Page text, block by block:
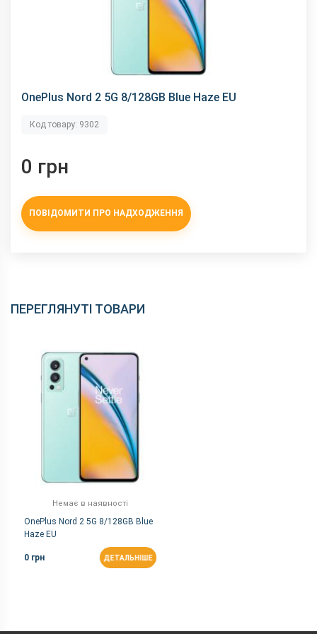
OnePlus Nord 2 5G 8/128GB Blue Haze EU
Код товару: 9302
0 грн
ПОВІДОМИТИ ПРО НАДХОДЖЕННЯ
ПЕРЕГЛЯНУТІ ТОВАРИ
Немає в наявності
OnePlus Nord 2 5G 8/128GB Blue
Haze EU
0 грн ДЕТАЛЬНІШЕ